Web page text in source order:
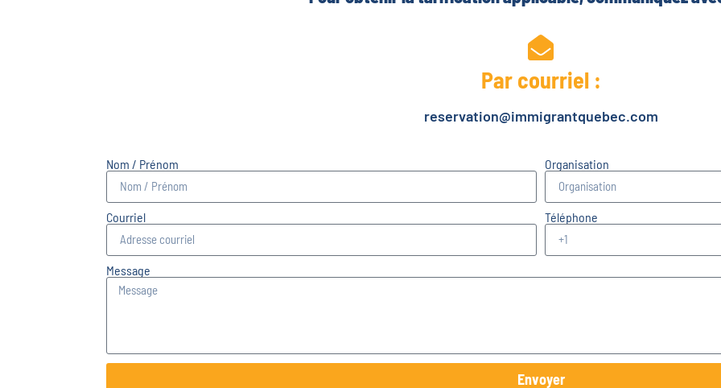
Par courriel :
reservation@immigrantquebec.com
Nom / Prénom Organisation
Courriel Téléphone
Message
Envoyer